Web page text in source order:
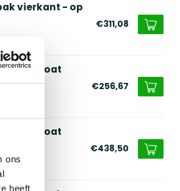
ons
heeft
vierkant - op
€311,08
€256,67
€438,50